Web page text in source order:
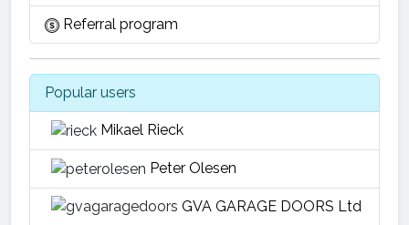
Referral program
Popular users
Mikael Rieck
Peter Olesen
GVA GARAGE DOORS Ltd